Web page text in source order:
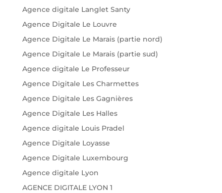
Agence digitale Langlet Santy
Agence Digitale Le Louvre
Agence Digitale Le Marais (partie nord)
Agence Digitale Le Marais (partie sud)
Agence digitale Le Professeur
Agence Digitale Les Charmettes
Agence Digitale Les Gagnières
Agence Digitale Les Halles
Agence digitale Louis Pradel
Agence Digitale Loyasse
Agence Digitale Luxembourg
Agence digitale Lyon
AGENCE DIGITALE LYON 1